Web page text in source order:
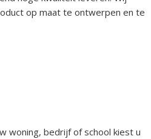
op maat te ontwerpen en te
woning, bedrijf of school kiest u